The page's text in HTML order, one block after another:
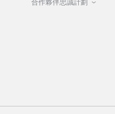
合作夥伴忠誠計劃